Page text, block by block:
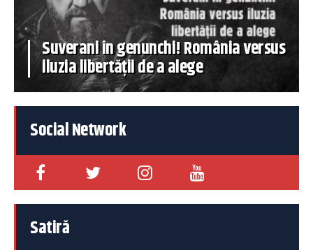
Suverani în genunchi! România versus
iluzia libertății de a alege
Social Network
Satiră